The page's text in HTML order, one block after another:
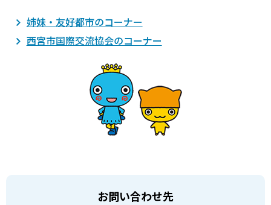
姉妹・友好都市のコーナー
西宮市国際交流協会のコーナー
お問い合わせ先